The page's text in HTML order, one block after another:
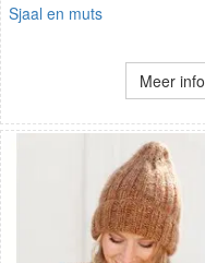
Sjaal en muts
Meer info